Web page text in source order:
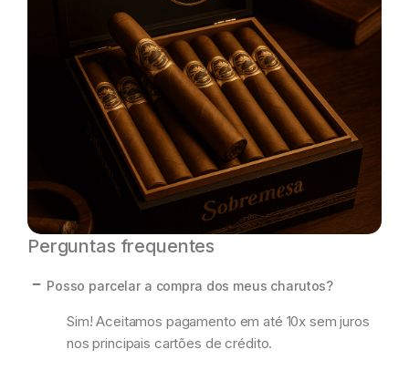
Perguntas frequentes
Posso parcelar a compra dos meus charutos?
Sim! Aceitamos pagamento em até 10x sem juros
nos principais cartões de crédito.